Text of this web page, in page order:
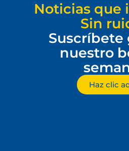
Noticias que
Sin
Suscríbete
nuestro
Haz clic